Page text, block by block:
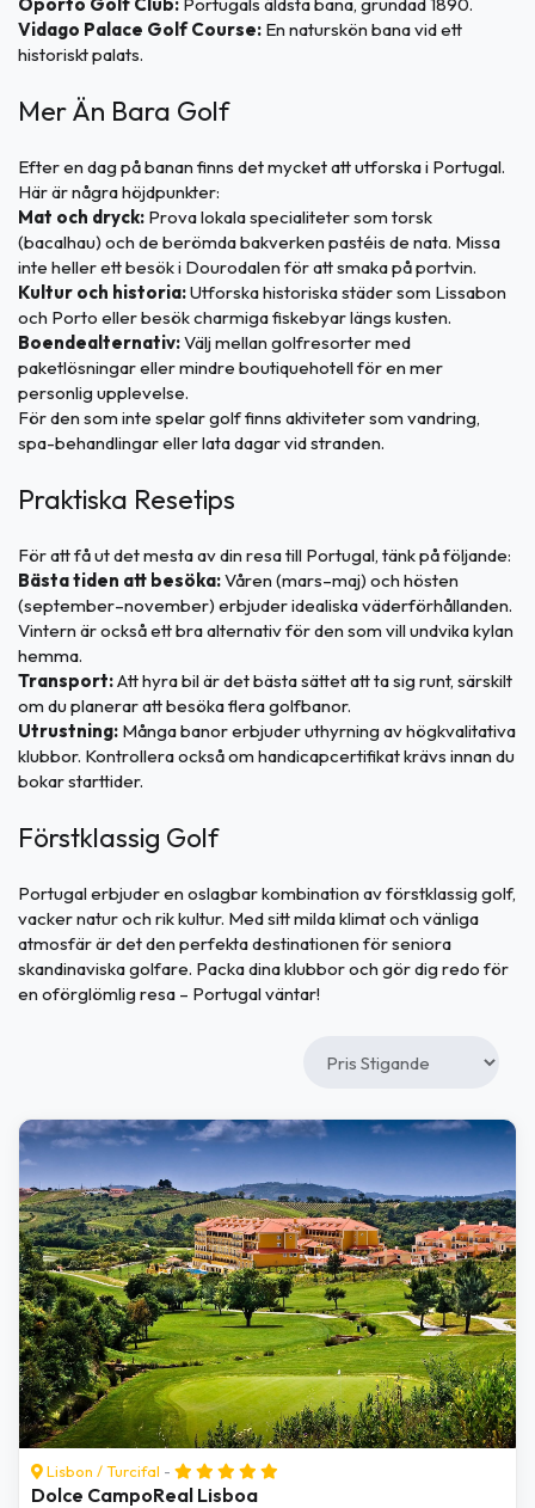
Vidago Palace Golf Course: En naturskön bana vid ett
historiskt palats.
Mer Än Bara Golf
Efter en dag på banan finns det mycket att utforska i Portugal.
Här är några höjdpunkter:
Mat och dryck: Prova lokala specialiteter som torsk
(bacalhau) och de berömda bakverken pastéis de nata. Missa
inte heller ett besök i Dourodalen för att smaka på portvin.
Kultur och historia:Utforska historiska städer som Lissabon
och Porto eller besök charmiga fiskebyar längs kusten.
Boendealternativ:Välj mellan golfresorter med
paketlösningar eller mindre boutiquehotell för en mer
personlig upplevelse.
För den som inte spelar golf finns aktiviteter som vandring,
spa-behandlingar eller lata dagar vid stranden.
Praktiska Resetips
För att få ut det mesta av din resa till Portugal, tänk på följande:
Bästa tiden att besöka:Våren (mars–maj) och hösten
(september–november) erbjuder idealiska väderförhållanden.
Vintern är också ett bra alternativ för den som vill undvika kylan
hemma.
Transport:Att hyra bil är det bästa sättet att ta sig runt, särskilt
om du planerar att besöka flera golfbanor.
Utrustning: Många banor erbjuder uthyrning av högkvalitativa
klubbor. Kontrollera också om handicapcertifikat krävs innan du
bokar starttider.
Förstklassig Golf
Portugal erbjuder en oslagbar kombination av förstklassig golf,
vacker natur och rik kultur. Med sitt milda klimat och vänliga
atmosfär är det den perfekta destinationen för seniora
skandinaviska golfare. Packa dina klubbor och gör dig redo för
en oförglömlig resa – Portugal väntar!
Lisbon /Turcifal -
Dolce CampoReal Lisboa